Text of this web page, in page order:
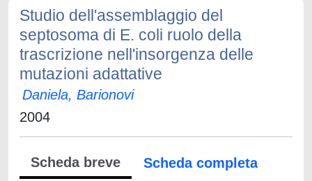
Studio dell'assemblaggio del
septosoma di E. coli ruolo della
trascrizione nell'insorgenza delle
mutazioni adattative
Daniela, Barionovi
2004
Scheda breve
Scheda completa